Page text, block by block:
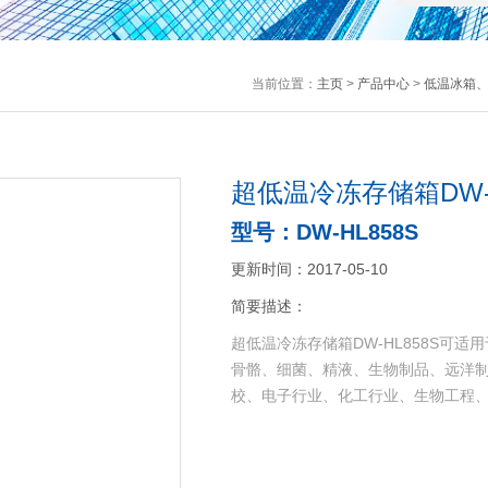
当前位置： 主页> 产品中心> 低温冰箱
超低温冷冻存储箱
型号：DW-HL858S
更新时间：2017-05-10
简要描述：
超低温冷冻存储箱DW-HL858S可适
骨骼、细菌、精液、生物制品、远洋
校、电子行业、化工行业、生物工程